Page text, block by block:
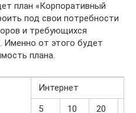
план «Корпоративный
под свои потребности
и требующихся
Именно от этого будет
плана.
Интернет
5
10 20